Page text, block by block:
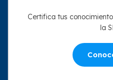
Certifica tus
la